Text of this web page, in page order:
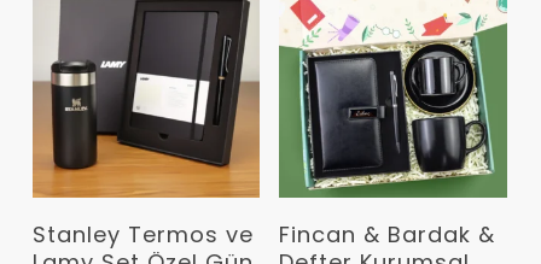
Devamını Oku
Stanley Termos ve
Devamını Oku
Fincan & Bardak &